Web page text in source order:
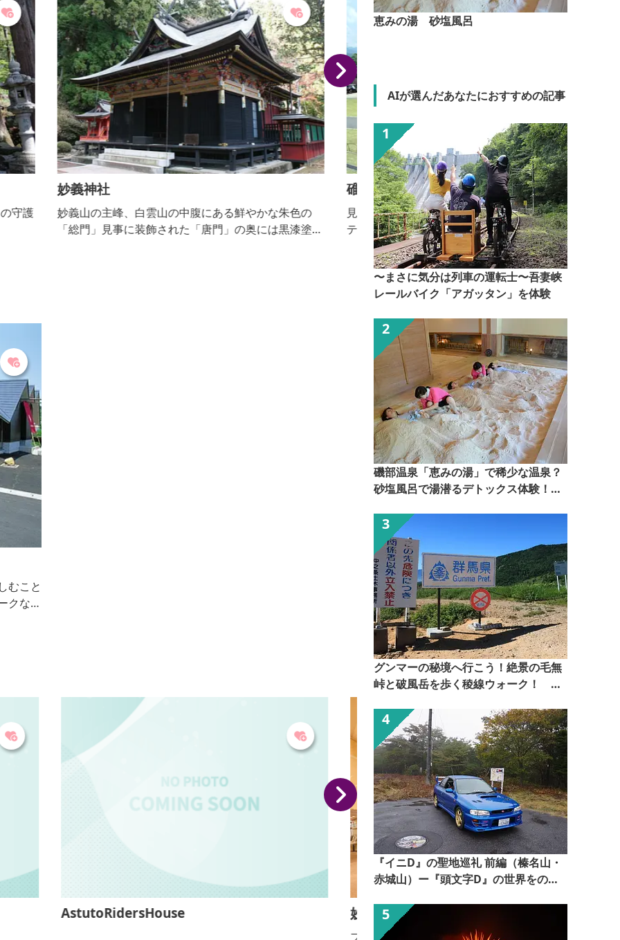
妙義神社
妙義山の主峰、白雲山の中腹にある鮮やかな朱色の
「総門」見事に装飾された「唐門」の奥には黒漆塗り
碓氷峠鉄道文化むら
見て、触れて、体験できる峠と鉄道の歴史を伝える
テーマパーク。鉄道車両40両を展示。子供から大人ま
で楽しめます。 ■入園料：大人500円、小学生300
円、小学生未満無料（保護者同伴） ■営業時間：3
月〜10月 9：00〜17：00（最終入場時間16：30） 1
1月〜2月 9:00〜16:30(最終入場時間 16：00) ■休
むこと
クな形
AstutoRidersHouse 妙義グリーンホテル&テラス
プロが選ぶ「日本のホテル100選」に入選した妙義グ
恵みの湯 砂塩風呂
AIが選んだあなたにおすすめの記事
〜まさに気分は列車の運転士〜吾妻峡
レールバイク「アガッタン」を体験
磯部温泉「恵みの湯」で稀少な温泉？
砂塩風呂で湯潜るデトックス体験！
者）】
グンマーの秘境へ行こう！絶景の毛無
峠と破風岳を歩く稜線ウォーク！
者）】
『イニD』の聖地巡礼 前編（榛名山・
赤城山）ー『頭文字D』の世界をのぞ
（ぐん記者）】